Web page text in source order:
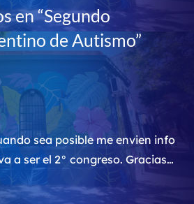
en “Segundo
de Autismo”
sea posible me envien info
a ser el 2° congreso. Gracias…